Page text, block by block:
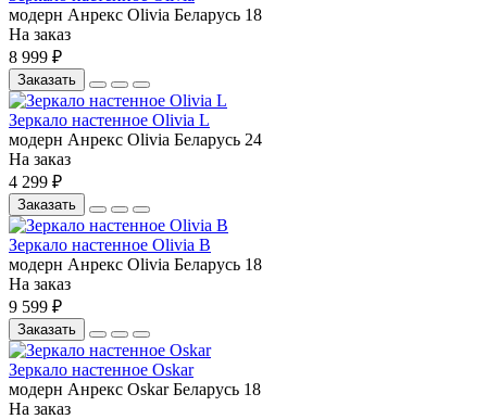
модерн Анрекс Olivia Беларусь 18
На заказ
8 999 ₽
Заказать
Зеркало настенное Olivia L
модерн Анрекс Olivia Беларусь 24
На заказ
4 299 ₽
Заказать
Зеркало настенное Olivia В
модерн Анрекс Olivia Беларусь 18
На заказ
9 599 ₽
Заказать
Зеркало настенное Oskar
модерн Анрекс Oskar Беларусь 18
На заказ